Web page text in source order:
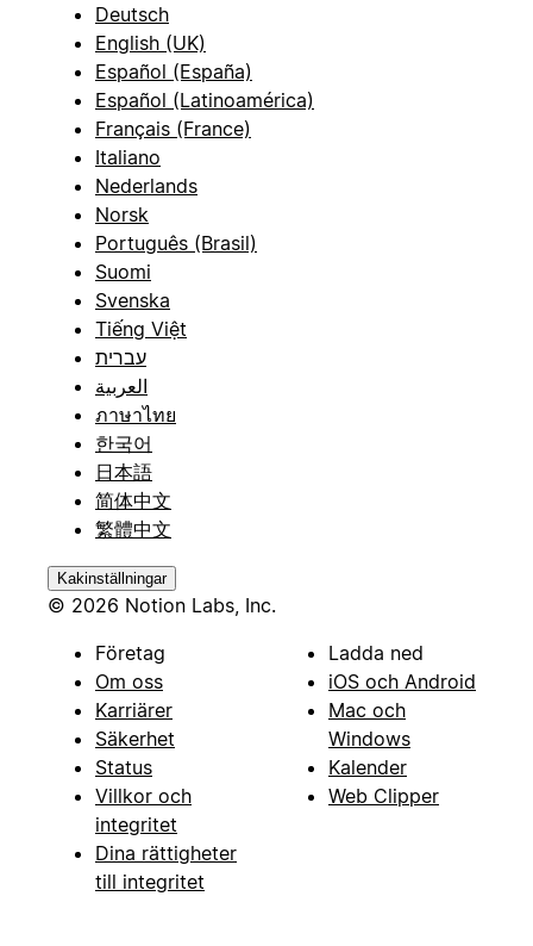
Deutsch
English (UK)
Español (España)
Español (Latinoamérica)
Français (France)
Italiano
Nederlands
Norsk
Português (Brasil)
Suomi
Svenska
Tiếng Việt
עברית
العربية
ภาษาไทย
한국어
日本語
简体中文
繁體中文
Kakinställningar
© 2026 Notion Labs, Inc.
Företag
Om oss
Karriärer
Säkerhet
Status
Villkor och
integritet
Dina rättigheter
till integritet
Ladda ned
iOS och Android
Mac och
Windows
Kalender
Web Clipper